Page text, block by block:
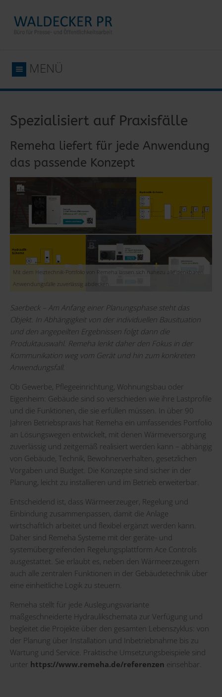
MENÜ
Spezialisiert auf Praxisfälle
Remeha liefert für jede Anwendung
das passende Konzept
Mit dem Heiztechnik-Portfolio von Remeha lassen sich nahezu alle denkbaren
Anwendungsfälle zuverlässig abdecken.
Saerbeck – Am Anfang einer Planungsphase steht das
Objekt. In Abhängigkeit von der individuellen Bausituation
und den angepeilten Ergebnissen folgt dann die
Produktauswahl. Remeha lenkt daher den Fokus in der
Kommunikation weg vom Gerät und hin zum konkreten
Anwendungsfall.
Ob Gewerbe, Pflegeeinrichtung, Wohnungsbau oder
Eigenheim: Gebäude sind so verschieden wie ihre Lastprofile
und die Funktionen, die sie erfüllen müssen. In über 90
Jahren Betriebspraxis hat Remeha ein umfassendes Portfolio
an Lösungswegen entwickelt, mit denen Wärmeversorgung
zuverlässig und zeitgemäß realisiert werden kann – abhängig
von Gebäude, Technik, Bewohnerverhalten, gesetzlichen
Vorgaben und Budget. Die Konzepte sind sicher in der
Planung, leicht zu installieren und im Betrieb erweiterbar.
Entscheidend ist, dass Wärmeerzeuger, Regelung und
Einbindung zusammenpassen, damit die Anlage
wirtschaftlich arbeitet und flexibel ergänzt werden kann.
Daher sind Remeha Systeme mit der geräte- und
systemübergreifenden Regelungsplattform Ace Controls
ausgestattet. Sie erlaubt es, neben den Wärmeerzeugern
auch alle zentralen Funktionen in der Gebäudetechnik über
eine einheitliche Logik zu steuern.
Remeha stellt für jede Auslegungsvariante
maßgeschneiderte Hydraulikschemata zur Verfügung und
begleitet die Projekte über den gesamten Lebenszyklus: von
der Planung über Installation und Inbetriebnahme bis zu
Wartung und Service. Praktische Umsetzungsbeispiele sind
unter https://www.remeha.de/referenzen einsehbar.